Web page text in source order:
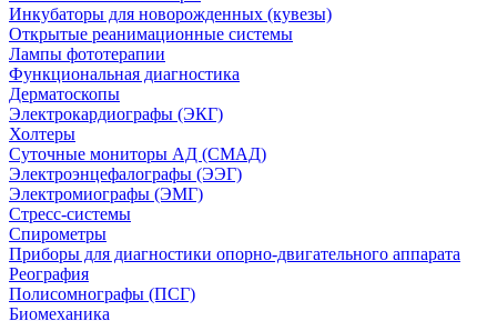
Инкубаторы для новорожденных (кувезы)
Открытые реанимационные системы
Лампы фототерапии
Функциональная диагностика
Дерматоскопы
Электрокардиографы (ЭКГ)
Холтеры
Суточные мониторы АД (СМАД)
Электроэнцефалографы (ЭЭГ)
Электромиографы (ЭМГ)
Стресс-системы
Спирометры
Приборы для диагностики опорно-двигательного аппарата
Реография
Полисомнографы (ПСГ)
Биомеханика